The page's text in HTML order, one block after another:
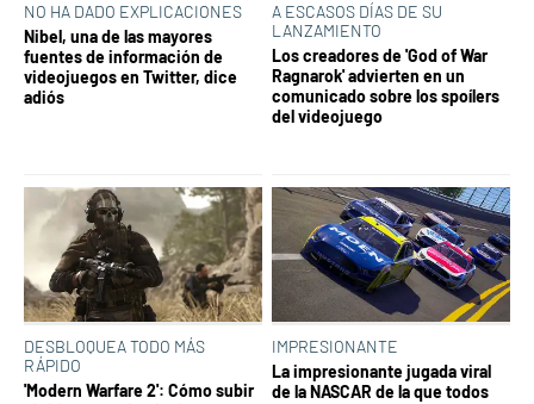
NO HA DADO EXPLICACIONES
Nibel, una de las mayores
fuentes de información de
videojuegos en Twitter, dice
adiós
A ESCASOS DÍAS DE SU
LANZAMIENTO
Los creadores de 'God of War
Ragnarok' advierten en un
comunicado sobre los spoílers
del videojuego
DESBLOQUEA TODO MÁS
RÁPIDO
'Modern Warfare 2': Cómo subir
IMPRESIONANTE
La impresionante jugada viral
de la NASCAR de la que todos